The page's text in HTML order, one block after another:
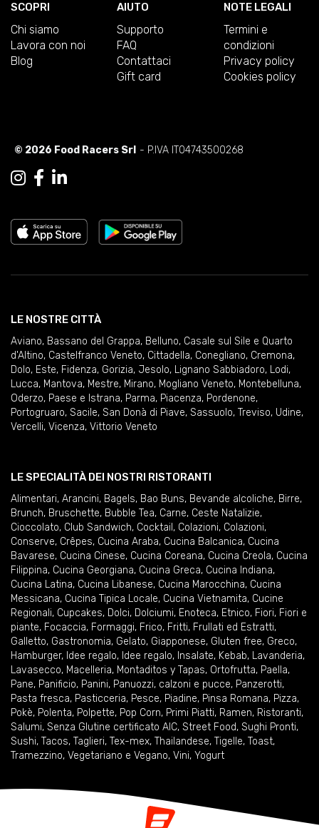
SCOPRI
Chi siamo
Lavora con noi
Blog
AIUTO
Supporto
FAQ
Contattaci
Gift card
NOTE LEGALI
Termini e
condizioni
Privacy policy
Cookies policy
© 2026 Food Racers Srl - P.IVA IT04743500268
LE NOSTRE CITTÀ
Aviano, Bassano del Grappa, Belluno, Casale sul Sile e Quarto
d'Altino, Castelfranco Veneto, Cittadella, Conegliano, Cremona,
Dolo, Este, Fidenza, Gorizia, Jesolo, Lignano Sabbiadoro, Lodi,
Lucca, Mantova, Mestre, Mirano, Mogliano Veneto, Montebelluna,
Oderzo, Paese e Istrana, Parma, Piacenza, Pordenone,
Portogruaro, Sacile, San Donà di Piave, Sassuolo, Treviso, Udine,
Vercelli, Vicenza, Vittorio Veneto
LE SPECIALITÀ DEI NOSTRI RISTORANTI
Alimentari, Arancini, Bagels, Bao Buns, Bevande alcoliche, Birre,
Brunch, Bruschette, Bubble Tea, Carne, Ceste Natalizie,
Cioccolato, Club Sandwich, Cocktail , Colazioni, Colazioni,
Conserve, Crêpes, Cucina Araba, Cucina Balcanica, Cucina
Bavarese, Cucina Cinese, Cucina Coreana, Cucina Creola, Cucina
Filippina, Cucina Georgiana, Cucina Greca, Cucina Indiana,
Cucina Latina, Cucina Libanese, Cucina Marocchina, Cucina
Messicana, Cucina Tipica Locale, Cucina Vietnamita, Cucine
Regionali, Cupcakes, Dolci, Dolciumi, Enoteca, Etnico, Fiori, Fiori e
piante, Focaccia, Formaggi, Frico, Fritti, Frullati ed Estratti,
Galletto, Gastronomia, Gelato, Giapponese, Gluten free, Greco,
Hamburger, Idee regalo, Idee regalo, Insalate, Kebab, Lavanderia,
Lavasecco, Macelleria, Montaditos y Tapas, Ortofrutta, Paella,
Pane, Panificio, Panini, Panuozzi, calzoni e pucce, Panzerotti,
Pasta fresca, Pasticceria, Pesce, Piadine, Pinsa Romana, Pizza,
Pokè, Polenta, Polpette, Pop Corn, Primi Piatti, Ramen, Ristoranti,
Salumi, Senza Glutine certificato AIC, Street Food, Sughi Pronti,
Sushi, Tacos, Taglieri, Tex-mex, Thailandese, Tigelle, Toast,
Tramezzino, Vegetariano e Vegano, Vini, Yogurt